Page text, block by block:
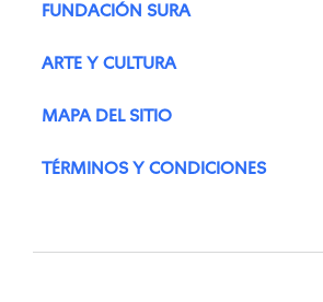
FUNDACIÓN SURA
ARTE Y CULTURA
MAPA DEL SITIO
TÉRMINOS Y CONDICIONES